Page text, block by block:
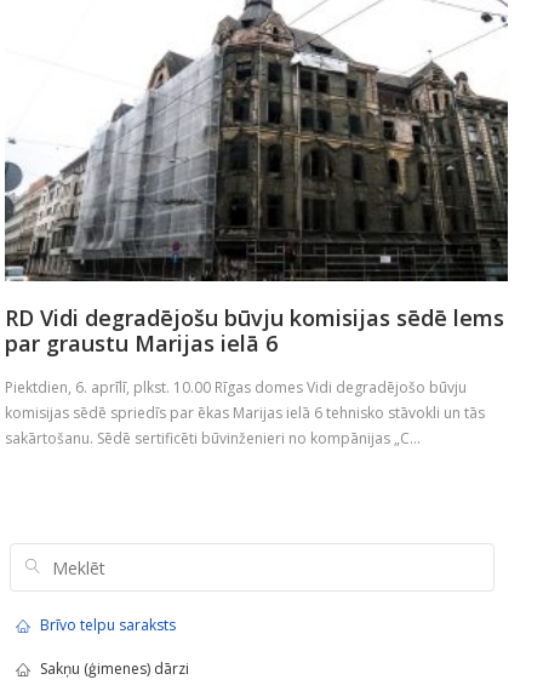
RD Vidi degradējošu būvju komisijas sēdē lems
par graustu Marijas ielā 6
Piektdien, 6. aprīlī, plkst. 10.00 Rīgas domes Vidi degradējošo būvju
komisijas sēdē spriedīs par ēkas Marijas ielā 6 tehnisko stāvokli un tās
sakārtošanu. Sēdē sertificēti būvinženieri no kompānijas „C...
Brīvo telpu saraksts
Sakņu (ģimenes) dārzi